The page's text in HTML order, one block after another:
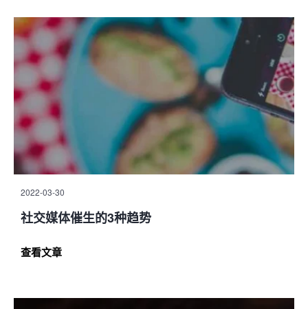
2022-03-30
社交媒体催生的3种趋势
查看文章